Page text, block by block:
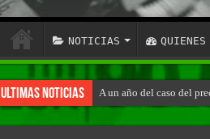
NOTICIAS QUIENES
Ultimas Noticias A un año del caso del